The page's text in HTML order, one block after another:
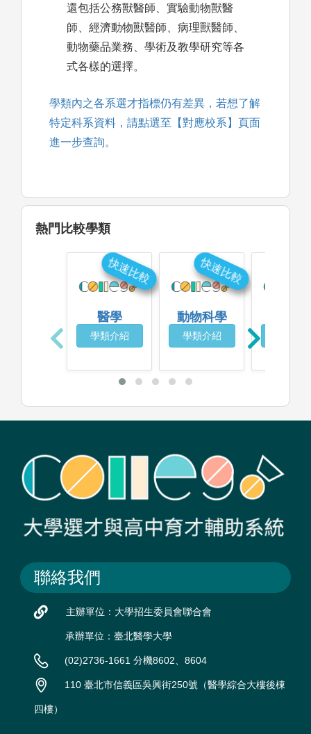
還包括公務獸醫師、實驗動物獸醫
師、經濟動物獸醫師、病理獸醫師、
動物藥品業務、學術及教學研究等各
式各樣的選擇。
學類內之各系選才指標仍有差異，若想了解
特定科系資料，請點選至【對應校系】頁面
進一步查詢。
熱門比較學類
醫學
學類介紹
快速比較
動物科學
學類介紹
快速比較
聯絡我們
主辦單位：大學招生委員會聯合會
承辦單位：臺北醫學大學
(02)2736-1661 分機8602、8604
110 臺北市信義區吳興街250號（醫學綜合大樓後棟
四樓）